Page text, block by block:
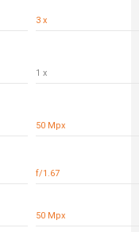
3 x
1 x
50 Mpx
f/1.67
50 Mpx